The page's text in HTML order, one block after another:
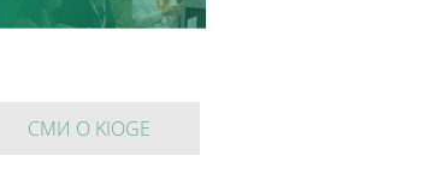
СМИ О KIOGE